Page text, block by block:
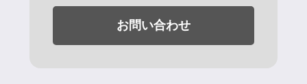
お問い合わせ